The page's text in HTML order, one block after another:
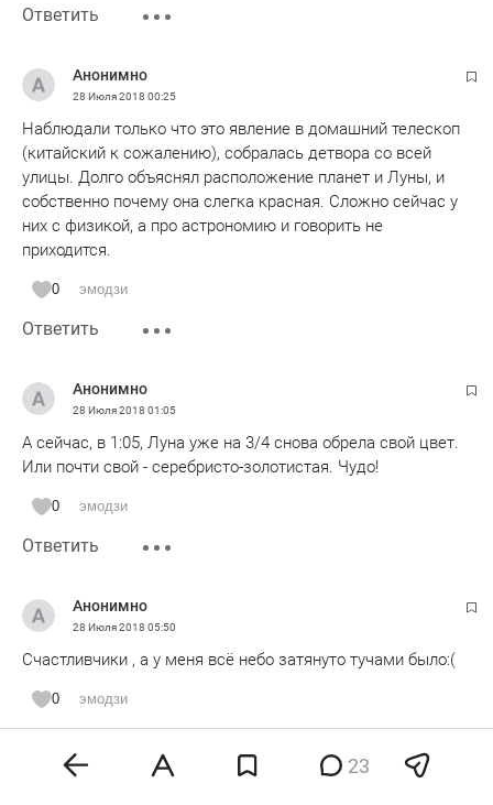
Ответить
Анонимно
28 Июля 2018 00:25
Наблюдали только что это явление в домашний телескоп
(китайский к сожалению), собралась детвора со всей
улицы. Долго объяснял расположение планет и Луны, и
собственно почему она слегка красная. Сложно сейчас у
них с физикой, а про астрономию и говорить не
приходится.
0 эмодзи
Ответить
Анонимно
28 Июля 2018 01:05
А сейчас, в 1:05, Луна уже на 3/4 снова обрела свой цвет.
Или почти свой - серебристо-золотистая. Чудо!
0 эмодзи
Ответить
Анонимно
28 Июля 2018 05:50
Счастливчики , а у меня всё небо затянуто тучами было:(
0 эмодзи
23